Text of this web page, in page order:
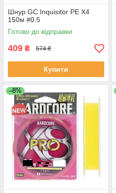
Шнур GC Inquisitor PE X4
150м #0.5
Готово до відправки
409 ₴ 574 ₴
Купити
–8%